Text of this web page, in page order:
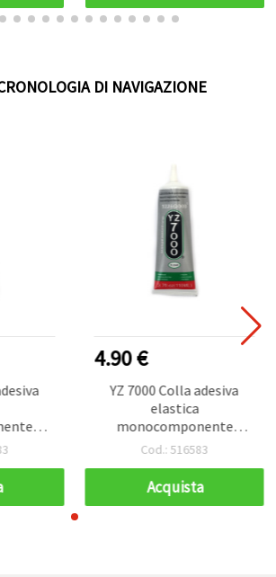
DI NAVIGAZIONE
ad
ml
4.90 €
YZ 7000 Colla adesiva
elastica
monocomponente
multifunzione, ad
impermeabile, 110 ml
Cod.: 516583
Acquista